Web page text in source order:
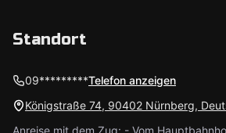
Standort
09*********Telefon anzeigen
Königstraße 74, 90402 Nürnberg,
Anreise mit dem Zug: - Vom